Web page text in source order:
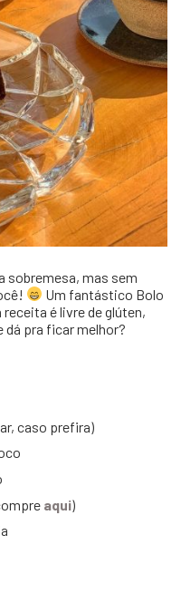
sobremesa, mas sem
Um fantástico Bolo
receita é livre de glúten,
dá pra ficar melhor?
caso prefira)⁣
aqui)